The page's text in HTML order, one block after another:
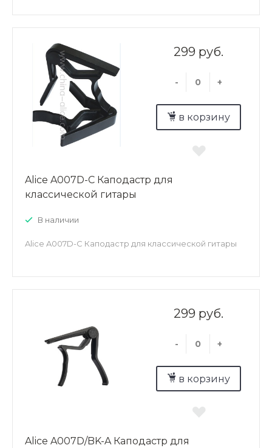
299 руб.
- +
в корзину
Alice A007D-C Каподастр для
классической гитары
В наличии
Alice A007D-C Каподастр для классической гитары
299 руб.
- +
в корзину
Alice A007D/BK-A Каподастр для